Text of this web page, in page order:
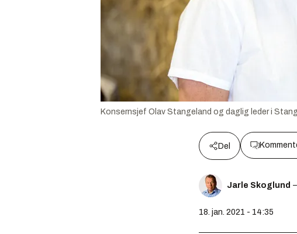
Konsernsjef Olav Stangeland og daglig leder i
Del
Jarle Skoglund
18. jan. 2021 - 14:35